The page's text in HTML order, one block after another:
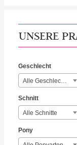
UNSERE
Geschlecht
Alle Geschlechter
Schnitt
Alle Schnitte
Pony